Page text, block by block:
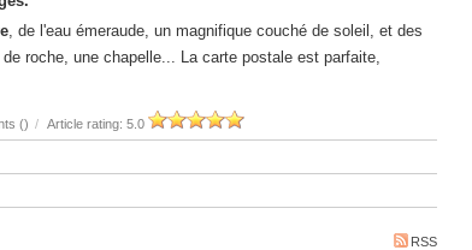
, de l'eau émeraude, un magnifique couché de soleil, et des
roche, une chapelle... La carte postale est parfaite,
() / Article rating: 5.0
RSS